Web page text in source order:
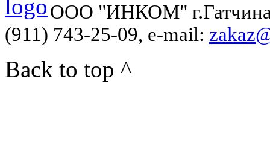
ООО "ИНКОМ" г.Гатчина,
(911) 743-25-09, e-mail:
Back to top ^